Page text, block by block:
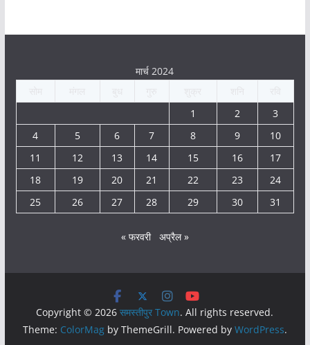
मार्च 2024
1
2
3
4
5 6 7 8 9
10
11
12 13 14 15 16
17
18
19 20 21 22 23
24
25
26 27 28 29 30 31
« फरवरी अप्रैल »
Copyright © 2026समस्तीपुर Town. All rights reserved.
Theme: ColorMagby ThemeGrill. Powered by WordPress.